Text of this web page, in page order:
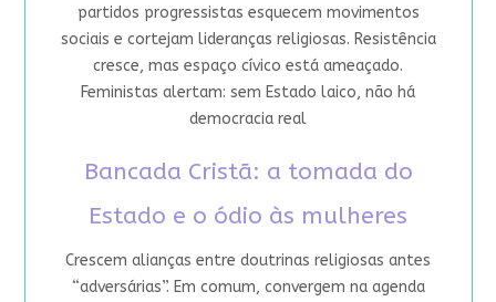
partidos progressistas esquecem movimentos
sociais e cortejam lideranças religiosas. Resistência
cresce, mas espaço cívico está ameaçado.
Feministas alertam: sem Estado laico, não há
democracia real
Bancada Cristã: a tomada do
Estado e o ódio às mulheres
Crescem alianças entre doutrinas religiosas antes
“adversárias”. Em comum, convergem na agenda